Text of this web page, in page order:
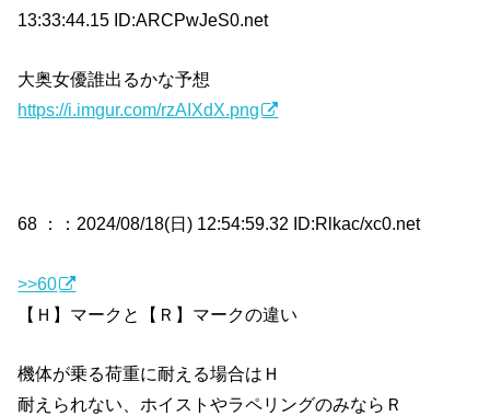
13:33:44.15 ID:ARCPwJeS0.net
大奥女優誰出るかな予想
https://i.imgur.com/rzAIXdX.png
68 ： ：2024/08/18(日) 12:54:59.32 ID:Rlkac/xc0.net
>>60
【Ｈ】マークと【Ｒ】マークの違い
機体が乗る荷重に耐える場合はＨ
耐えられない、ホイストやラペリングのみならＲ